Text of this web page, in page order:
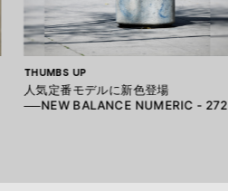
THUMBS UP
人気定番モデルに新色登場
──NEW BALANCE NUMERIC - 272